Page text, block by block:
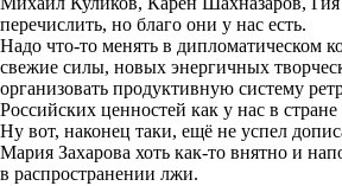
перечислить, но благо они у нас есть.
Надо что-то менять в дипломатическом
свежие силы, новых энергичных
организовать продуктивную систему
Российских ценностей как у нас в
Ну вот, наконец таки, ещё не успел
Мария Захарова хоть как-то внятно и
в распространении лжи.